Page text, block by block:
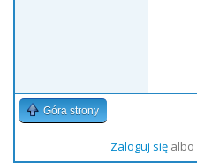
Góra strony
Zaloguj sięalbo